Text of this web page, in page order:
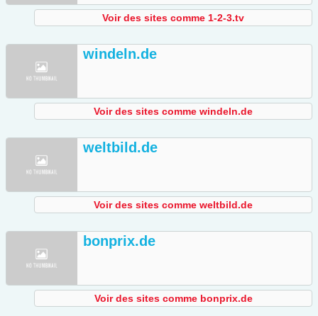
Voir des sites comme 1-2-3.tv
windeln.de
Voir des sites comme windeln.de
weltbild.de
Voir des sites comme weltbild.de
bonprix.de
Voir des sites comme bonprix.de